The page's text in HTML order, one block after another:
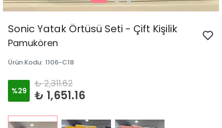
Sonic Yatak Örtüsü Seti - Çift Kişilik
Pamukören
Ürün Kodu: 1106-C18
%29
₺ 2,311.62
₺ 1,651.16